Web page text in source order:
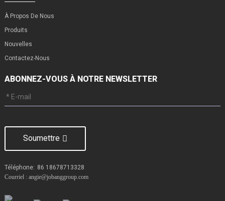
À Propos De Nous
Produits
Nouvelles
Contactez-Nous
ABONNEZ-VOUS À NOTRE NEWSLETTER
Soumettre
Téléphone: 86 18678713328
Courriel : angie@jobanggroup.com